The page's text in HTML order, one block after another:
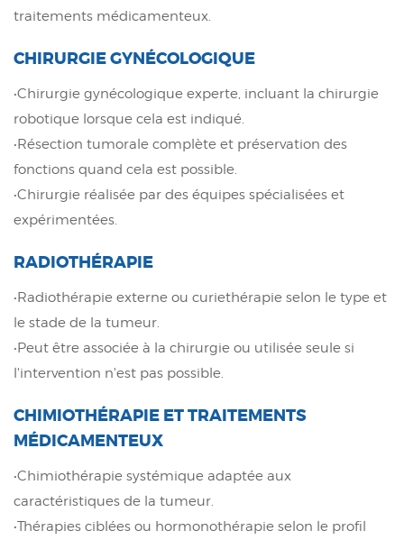
traitements médicamenteux.
CHIRURGIE GYNÉCOLOGIQUE
•Chirurgie gynécologique experte, incluant la chirurgie
robotique lorsque cela est indiqué.
•Résection tumorale complète et préservation des
fonctions quand cela est possible.
•Chirurgie réalisée par des équipes spécialisées et
expérimentées.
RADIOTHÉRAPIE
•Radiothérapie externe ou curiethérapie selon le type et
le stade de la tumeur.
•Peut être associée à la chirurgie ou utilisée seule si
l'intervention n'est pas possible.
CHIMIOTHÉRAPIE ET TRAITEMENTS
MÉDICAMENTEUX
•Chimiothérapie systémique adaptée aux
caractéristiques de la tumeur.
•Thérapies ciblées ou hormonothérapie selon le profil